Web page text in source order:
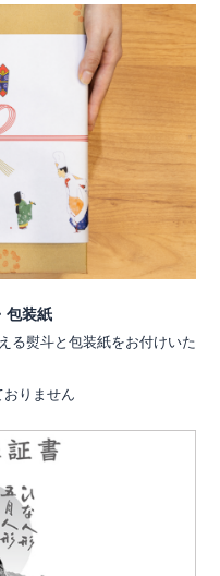
包装紙
る熨斗と包装紙をお付けいた
りません